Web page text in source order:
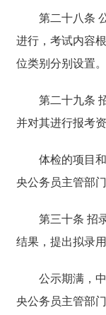
第二十八条 公
进行，考试内容
位类别分别设置。
第二十九条 招
并对其进行报考
体检的项目和
央公务员主管部
第三十条 招录
结果，提出拟录
公示期满，中
央公务员主管部